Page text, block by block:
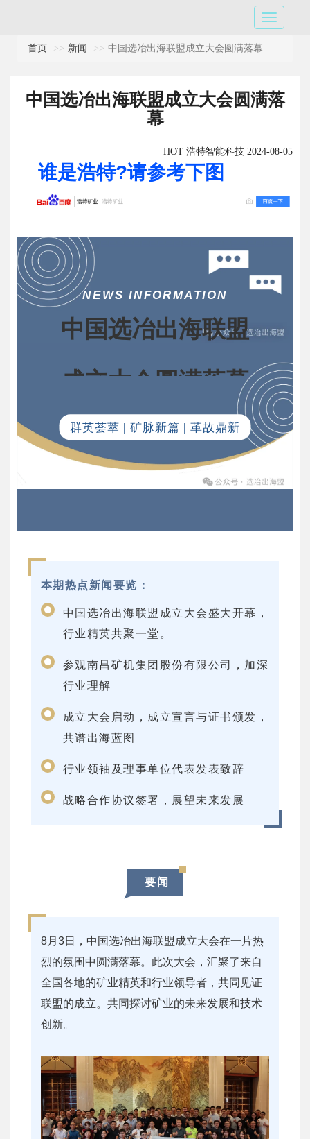
首页 新闻 中国选冶出海联盟成立大会圆满落幕
中国选冶出海联盟成立大会圆满落
幕
HOT 浩特智能科技 2024-08-05
谁是浩特?请参考下图
中国选冶出海联盟
成立大会圆满落幕
群英荟萃 | 矿脉新篇 | 革故鼎新
NEWS INFORMATION
本期热点新闻要览：
中国选冶出海联盟成立大会盛大开幕，
行业精英共聚一堂。
参观南昌矿机集团股份有限公司，加深
行业理解
成立大会启动，成立宣言与证书颁发，
共谱出海蓝图
行业领袖及理事单位代表发表致辞
战略合作协议签署，展望未来发展
要闻
8月3日，中国选冶出海联盟成立大会在一片热
烈的氛围中圆满落幕。此次大会，汇聚了来自
全国各地的矿业精英和行业领导者，共同见证
联盟的成立。共同探讨矿业的未来发展和技术
创新。